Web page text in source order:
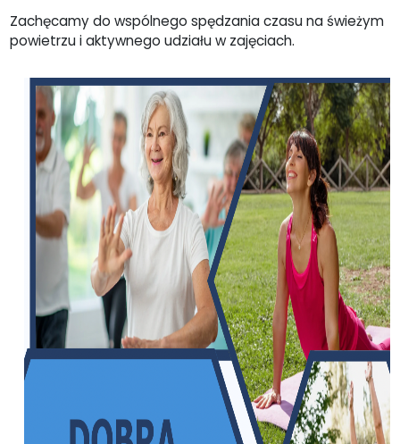
Zachęcamy do wspólnego spędzania czasu na świeżym
powietrzu i aktywnego udziału w zajęciach.